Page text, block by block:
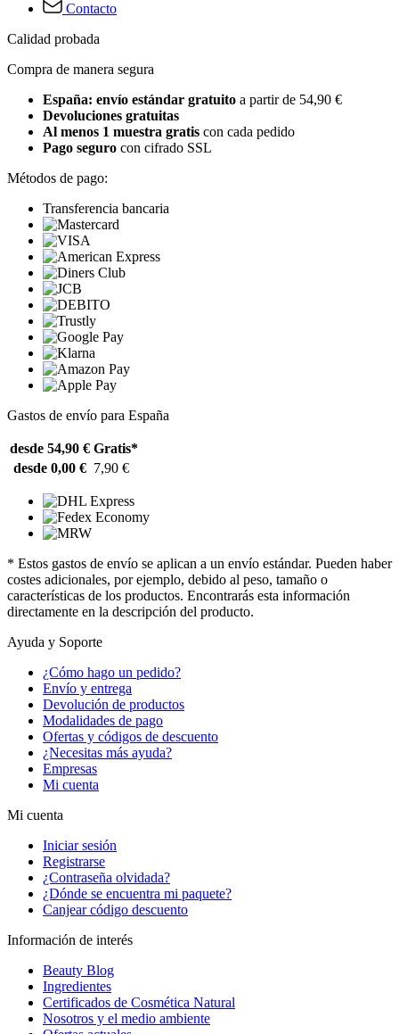
Contacto
Calidad probada
Compra de manera segura
España: envío estándar gratuito a partir de 54,90 €
Devoluciones gratuitas
Al menos 1 muestra gratis con cada pedido
Pago seguro con cifrado SSL
Métodos de pago:
Transferencia bancaria
Gastos de envío para España
desde 54,90 € Gratis*
desde 0,00 € 7,90 €
* Estos gastos de envío se aplican a un envío estándar. Pueden haber
costes adicionales, por ejemplo, debido al peso, tamaño o
características de los productos. Encontrarás esta información
directamente en la descripción del producto.
Ayuda y Soporte
¿Cómo hago un pedido?
Envío y entrega
Devolución de productos
Modalidades de pago
Ofertas y códigos de descuento
¿Necesitas más ayuda?
Empresas
Mi cuenta
Mi cuenta
Iniciar sesión
Registrarse
¿Contraseña olvidada?
¿Dónde se encuentra mi paquete?
Canjear código descuento
Información de interés
Beauty Blog
Ingredientes
Certificados de Cosmética Natural
Nosotros y el medio ambiente